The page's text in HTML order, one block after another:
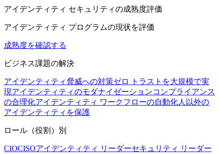
アイデンティティ セキュリティの成熟度評価
アイデンティティ プログラムの現状を評価
成熟度を確認する
ビジネス課題の解決
アイデンティティ脅威への対策ゼロ トラストを大規模で実
現アイデンティティのモダナイゼーションコンプライアンス
の合理化アイデンティティ ワークフローの自動化人以外の
アイデンティティを保護
ロール（役割）別
CIOCISOアイデンティティ リーダーセキュリティ リーダー